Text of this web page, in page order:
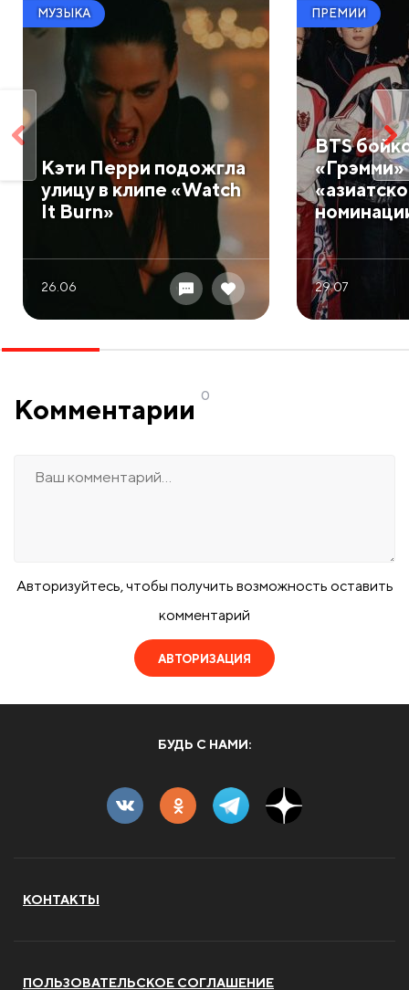
МУЗЫКА
Кэти Перри подожгла
улицу в клипе «Watch
It Burn»
26.06
ПРЕМИИ
BTS
«Грэмми»
29.07
Комментарии 0
Авторизуйтесь, чтобы получить возможность оставить
комментарий
АВТОРИЗАЦИЯ
БУДЬ С НАМИ:
КОНТАКТЫ
ПОЛЬЗОВАТЕЛЬСКОЕ СОГЛАШЕНИЕ